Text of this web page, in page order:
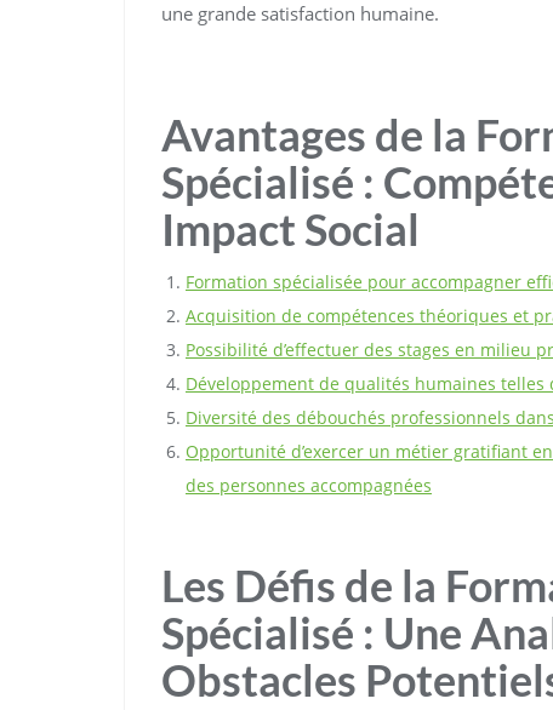
une grande satisfaction humaine.
Avantages de la
Spécialisé :
Impact Social
Formation spécialisée pour accompagner
Acquisition de compétences théoriques et
Possibilité d’effectuer des stages en milieu
Développement de qualités humaines telles
Diversité des débouchés professionnels
Opportunité d’exercer un métier gratifiant
des personnes accompagnées
Les Défis de la
Spécialisé : Une
Obstacles